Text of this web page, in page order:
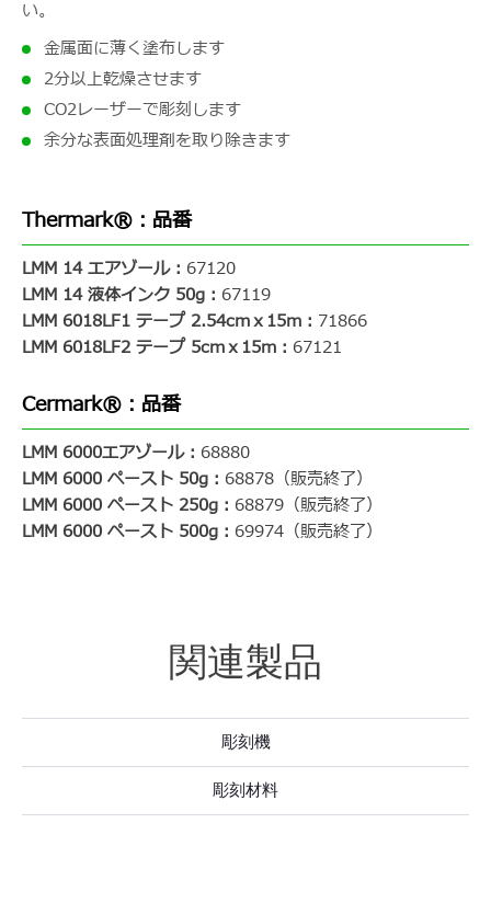
い。
金属面に薄く塗布します
2分以上乾燥させます
CO2レーザーで彫刻します
余分な表面処理剤を取り除きます
Thermark®：品番
LMM 14 エアゾール： 67120
LMM 14 液体インク 50g： 67119
LMM 6018LF1 テープ 2.54cmｘ15m： 71866
LMM 6018LF2 テープ 5cmｘ15m： 67121
Cermark®：品番
LMM 6000エアゾール： 68880
LMM 6000 ペースト 50g： 68878（販売終了）
LMM 6000 ペースト 250g： 68879（販売終了）
LMM 6000 ペースト 500g： 69974（販売終了）
関連製品
彫刻機
彫刻材料